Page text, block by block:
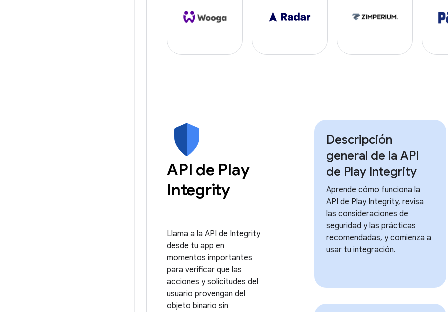
API de Play
Integrity
Llama a la API de Integrity
desde tu app en
momentos importantes
para verificar que las
acciones y solicitudes del
usuario provengan del
objeto binario sin
Descripción
general de la API
de Play Integrity
Aprende cómo funciona la
API de Play Integrity, revisa
las consideraciones de
seguridad y las prácticas
recomendadas, y comienza a
usar tu integración.